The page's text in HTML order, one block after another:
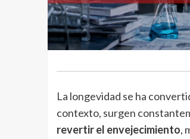
La longevidad se ha
contexto, surgen
revertir el envejecimiento,